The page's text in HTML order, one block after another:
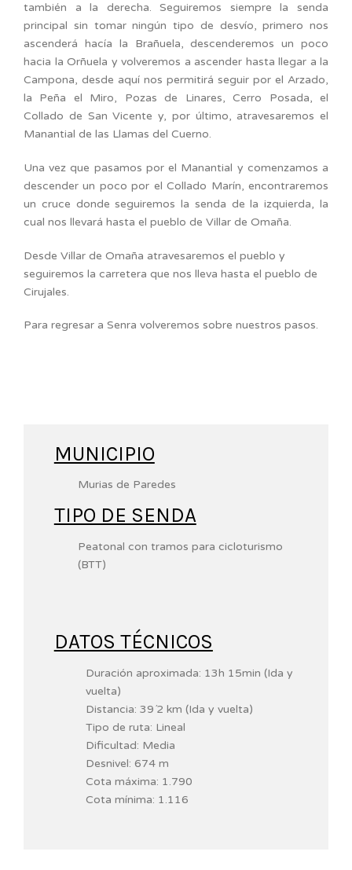
también a la derecha. Seguiremos siempre la senda
principal sin tomar ningún tipo de desvío, primero nos
ascenderá hacía la Brañuela, descenderemos un poco
hacia la Orñuela y volveremos a ascender hasta llegar a la
Campona, desde aquí nos permitirá seguir por el Arzado,
la Peña el Miro, Pozas de Linares, Cerro Posada, el
Collado de San Vicente y, por último, atravesaremos el
Manantial de las Llamas del Cuerno.
Una vez que pasamos por el Manantial y comenzamos a
descender un poco por el Collado Marín, encontraremos
un cruce donde seguiremos la senda de la izquierda, la
cual nos llevará hasta el pueblo de Villar de Omaña.
Desde Villar de Omaña atravesaremos el pueblo y
seguiremos la carretera que nos lleva hasta el pueblo de
Cirujales.
Para regresar a Senra volveremos sobre nuestros pasos.
MUNICIPIO
Murias de Paredes
TIPO DE SENDA
Peatonal con tramos para cicloturismo
(BTT)
DATOS TÉCNICOS
Duración aproximada: 13h 15min (Ida y
vuelta)
Distancia: 39´2 km (Ida y vuelta)
Tipo de ruta: Lineal
Dificultad: Media
Desnivel: 674 m
Cota máxima: 1.790
Cota mínima: 1.116